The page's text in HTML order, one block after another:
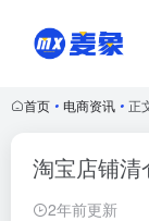
首页 • 电商资讯 • 正
淘宝店铺清
2年前更新